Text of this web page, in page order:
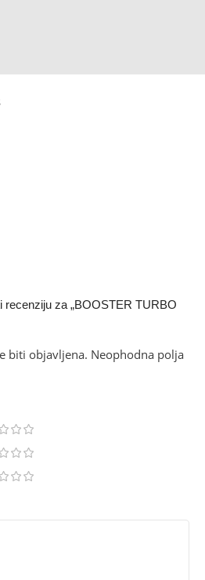
recenziju za „BOOSTER TURBO
biti objavljena. Neophodna polja